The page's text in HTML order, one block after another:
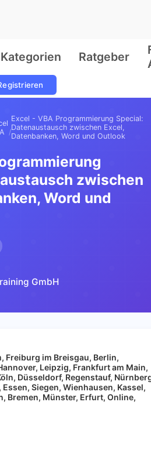
Kategorien Ratgeber
Excel - VBA Programmierung Special:
Datenaustausch zwischen Excel,
Datenbanken, Word und Outlook
zwischen
Word und
GmbH
Freiburg im Breisgau, Berlin,
Leipzig, Frankfurt am Main,
Düsseldorf, Regenstauf,
Siegen, Wienhausen, Kassel,
Bremen, Münster, Erfurt, Online,